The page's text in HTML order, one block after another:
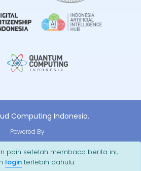
poin setelah membaca berita ini,
loginterlebih dahulu.
Computing Indonesia.
Powered By